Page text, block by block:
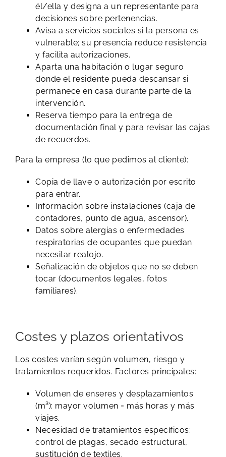
él/ella y designa a un representante para
decisiones sobre pertenencias.
Avisa a servicios sociales si la persona es
vulnerable; su presencia reduce resistencia
y facilita autorizaciones.
Aparta una habitación o lugar seguro
donde el residente pueda descansar si
permanece en casa durante parte de la
intervención.
Reserva tiempo para la entrega de
documentación final y para revisar las cajas
de recuerdos.
Para la empresa (lo que pedimos al cliente):
Copia de llave o autorización por escrito
para entrar.
Información sobre instalaciones (caja de
contadores, punto de agua, ascensor).
Datos sobre alergias o enfermedades
respiratorias de ocupantes que puedan
necesitar realojo.
Señalización de objetos que no se deben
tocar (documentos legales, fotos
familiares).
Costes y plazos orientativos
Los costes varían según volumen, riesgo y
tratamientos requeridos. Factores principales:
Volumen de enseres y desplazamientos
(m³): mayor volumen = más horas y más
viajes.
Necesidad de tratamientos específicos:
control de plagas, secado estructural,
sustitución de textiles.